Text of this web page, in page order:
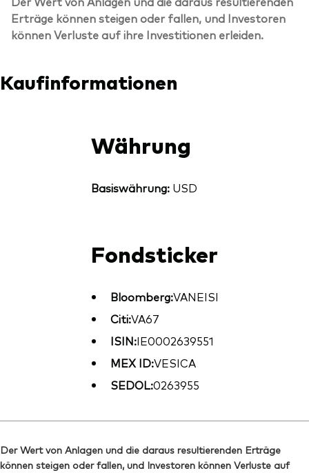
Erträge können steigen oder fallen, und Investoren
können Verluste auf ihre Investitionen erleiden.
Kaufinformationen
Währung
Basiswährung:USD
Fondsticker
Bloomberg:VANEISI
Citi:VA67
ISIN:IE0002639551
MEX ID:VESICA
SEDOL:0263955
Der Wert von Anlagen und die daraus resultierenden Erträge
können steigen oder fallen, und Investoren können Verluste auf